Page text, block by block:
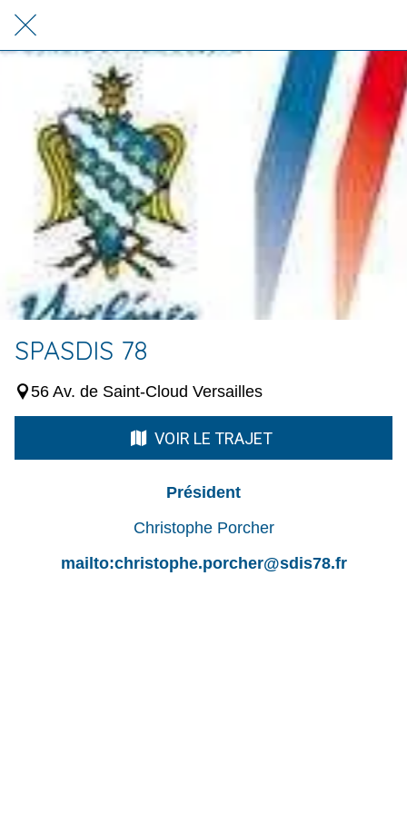
SPASDIS 78
56 Av. de Saint-Cloud Versailles
VOIR LE TRAJET
Président
Christophe Porcher
mailto:christophe.porcher@sdis78.fr